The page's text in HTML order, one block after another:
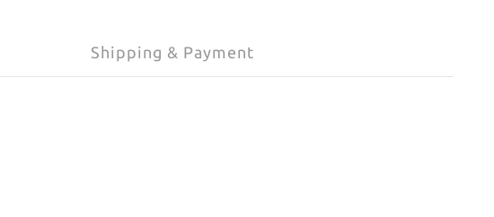
Shipping & Payment